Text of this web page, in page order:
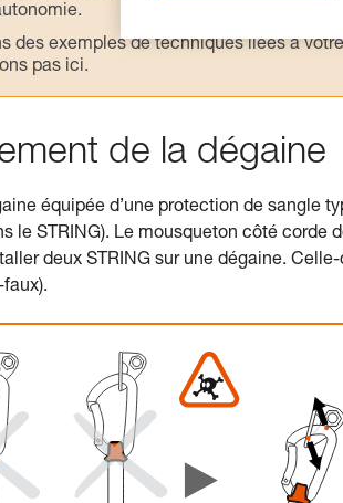
des exemples de techniques liées à
pas ici.
de la dégaine
équipée d’une protection de sangle
le STRING). Le mousqueton côté corde
deux STRING sur une dégaine.